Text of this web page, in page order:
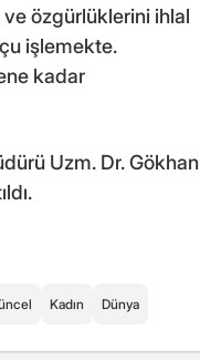
ve özgürlüklerini ihlal
işlemekte.
kadar
Uzm. Dr. Gökhan
Kadın Dünya